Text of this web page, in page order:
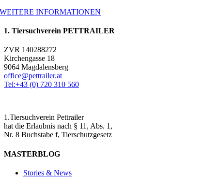
WEITERE INFORMATIONEN
1. Tiersuchverein PETTRAILER
ZVR 140288272
Kirchengasse 18
9064 Magdalensberg
office@pettrailer.at
Tel:+43 (0) 720 310 560
1.Tiersuchverein Pettrailer
hat die Erlaubnis nach § 11, Abs. 1,
Nr. 8 Buchstabe f, Tierschutzgesetz
MASTERBLOG
Stories & News